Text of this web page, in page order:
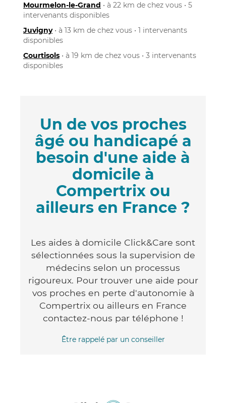
Mourmelon-le-Grand • à 22 km de chez vous • 5
intervenants disponibles
Juvigny• à 13 km de chez vous • 1 intervenants
disponibles
Courtisols • à 19 km de chez vous • 3 intervenants
disponibles
Un de vos proches
âgé ou handicapé a
besoin d'une aide à
domicile à
Compertrix ou
ailleurs en France ?
Les aides à domicile Click&Care sont
sélectionnées sous la supervision de
médecins selon un processus
rigoureux. Pour trouver une aide pour
vos proches en perte d'autonomie à
Compertrix ou ailleurs en France
contactez-nous par téléphone !
Être rappelé par un conseiller